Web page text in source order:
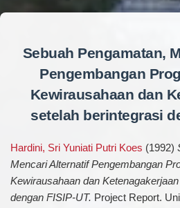
Sebuah Pengamatan,
Pengembangan
Kewirausahaan dan
setelah berintegrasi
Hardini, Sri Yuniati Putri Koes (1992)
Mencari Alternatif Pengembangan
Kewirausahaan dan
dengan FISIP-UT. Project Report.